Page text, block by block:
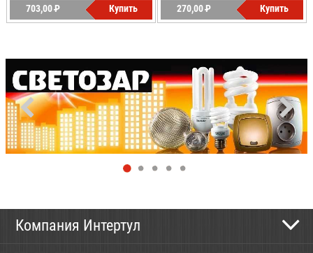
703,00P
УБ.
Купить 270,00P
УБ.
Купить
Компания Интертул